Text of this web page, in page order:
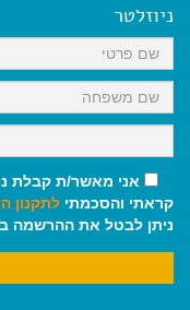
ניוזלטר
אני מאשר/ת קבלת
קראתי והסכמתי לתקנון
ניתן לבטל את ההרשמה